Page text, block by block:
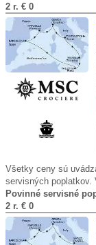
2 r. € 0
Všetky ceny sú
servisných poplatkov.
Povinné servisné
2 r. € 0